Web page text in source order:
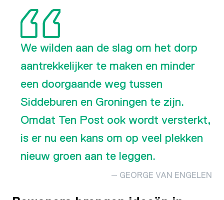
We wilden aan de slag om het dorp
aantrekkelijker te maken en minder
een doorgaande weg tussen
Siddeburen en Groningen te zijn.
Omdat Ten Post ook wordt versterkt,
is er nu een kans om op veel plekken
nieuw groen aan te leggen.
GEORGE VAN ENGELEN